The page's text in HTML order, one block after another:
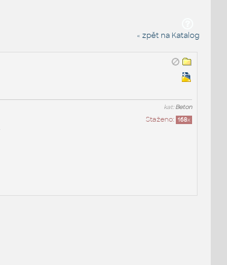
« zpět na Katalog
kat:Beton
Staženo: 168x